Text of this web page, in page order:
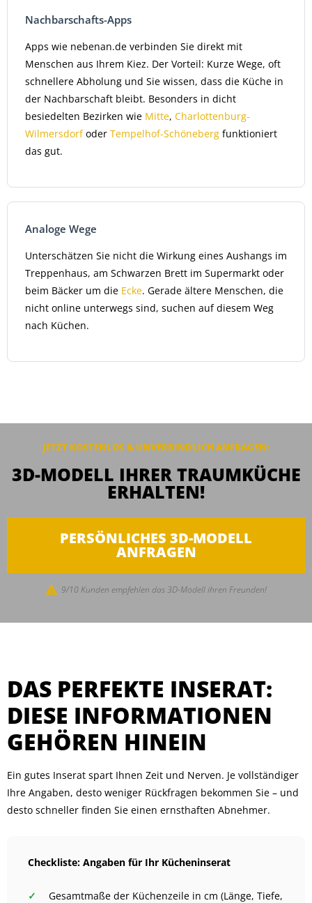
Nachbarschafts-Apps
Apps wie nebenan.de verbinden Sie direkt mit
Menschen aus Ihrem Kiez. Der Vorteil: Kurze Wege, oft
schnellere Abholung und Sie wissen, dass die Küche in
der Nachbarschaft bleibt. Besonders in dicht
besiedelten Bezirken wie Mitte, Charlottenburg-
Wilmersdorfoder Tempelhof-Schöneberg funktioniert
das gut.
Analoge Wege
Unterschätzen Sie nicht die Wirkung eines Aushangs im
Treppenhaus, am Schwarzen Brett im Supermarkt oder
beim Bäcker um die Ecke. Gerade ältere Menschen, die
nicht online unterwegs sind, suchen auf diesem Weg
nach Küchen.
JETZT KOSTENLOS & UNVERBINDLICH ANFRAGEN:
3D-MODELL IHRER TRAUMKÜCHE
ERHALTEN!
PERSÖNLICHES 3D-MODELL
ANFRAGEN
9/10 Kunden empfehlen das 3D-Modell ihren Freunden!
DAS PERFEKTE INSERAT:
DIESE INFORMATIONEN
GEHÖREN HINEIN
Ein gutes Inserat spart Ihnen Zeit und Nerven. Je vollständiger
Ihre Angaben, desto weniger Rückfragen bekommen Sie – und
desto schneller finden Sie einen ernsthaften Abnehmer.
Checkliste: Angaben für Ihr Kücheninserat
Gesamtmaße der Küchenzeile in cm (Länge, Tiefe,